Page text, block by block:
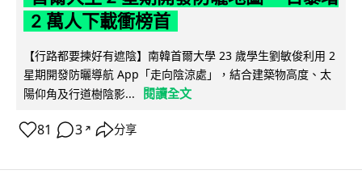
2 萬人下載衝榜首
【行路都要揀好有遮陰】南韓首爾大學 23 歲學生劉敏俊利用 2
星期開發防曬導航 App「走向陰涼處」，結合建築物高度、太
陽仰角及行道樹陰影...
閱讀全文
81 3 ↗ 分享